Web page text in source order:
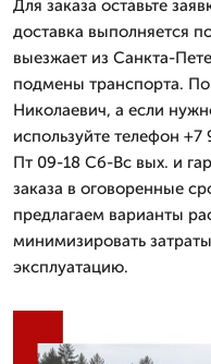
Для заказа оставьте
доставка выполняется
выезжает из Санкта-
подмены транспорта.
Николаевич, а если
используйте телефон
Пт 09-18 Сб-Вс вых. и
заказа в оговоренные
предлагаем варианты
минимизировать
эксплуатацию.